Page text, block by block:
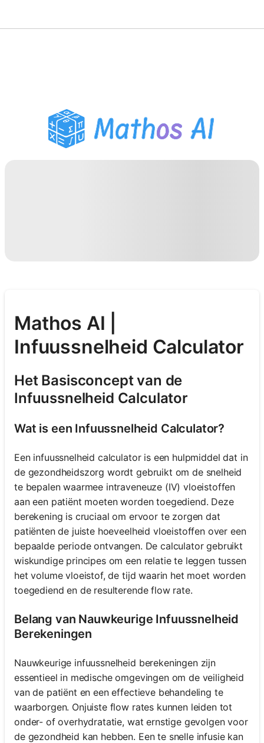
PDF Huiswerk Helper
Studietools
Mathos AI |
Infuussnelheid Calculator
Het Basisconcept van de
Infuussnelheid Calculator
Wat is een Infuussnelheid Calculator?
Een infuussnelheid calculator is een hulpmiddel dat in
de gezondheidszorg wordt gebruikt om de snelheid
te bepalen waarmee intraveneuze (IV) vloeistoffen
aan een patiënt moeten worden toegediend. Deze
berekening is cruciaal om ervoor te zorgen dat
patiënten de juiste hoeveelheid vloeistoffen over een
bepaalde periode ontvangen. De calculator gebruikt
wiskundige principes om een relatie te leggen tussen
het volume vloeistof, de tijd waarin het moet worden
toegediend en de resulterende flow rate.
Belang van Nauwkeurige Infuussnelheid
Berekeningen
Nauwkeurige infuussnelheid berekeningen zijn
essentieel in medische omgevingen om de veiligheid
van de patiënt en een effectieve behandeling te
waarborgen. Onjuiste flow rates kunnen leiden tot
onder- of overhydratatie, wat ernstige gevolgen voor
de gezondheid kan hebben. Een te snelle infusie kan